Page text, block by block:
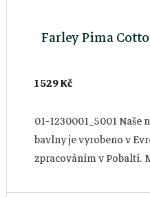
Farley Pima
1 529 Kč
01-1230001_5001
bavlny je vyrobeno v
zpracováním v Pobaltí.